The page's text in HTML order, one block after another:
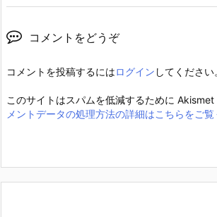
コメントをどうぞ
コメントを投稿するにはログイン してください
このサイトはスパムを低減するために Akismet
メントデータの処理方法の詳細はこちらをご